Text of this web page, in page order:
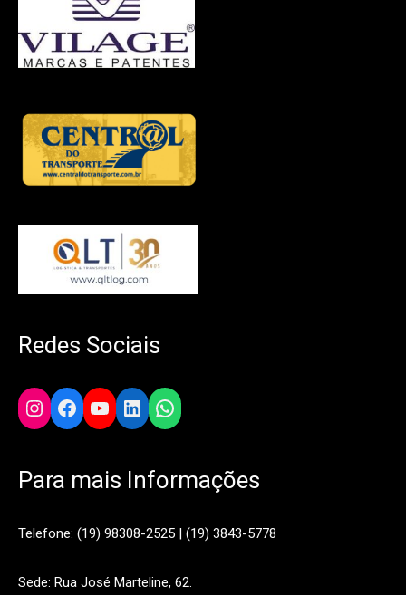
Redes Sociais
Instagram
Facebook
YouTube
LinkedIn
WhatsApp
Para mais Informações
Telefone: (19) 98308-2525 | (19) 3843-5778
Sede: Rua José Marteline, 62.